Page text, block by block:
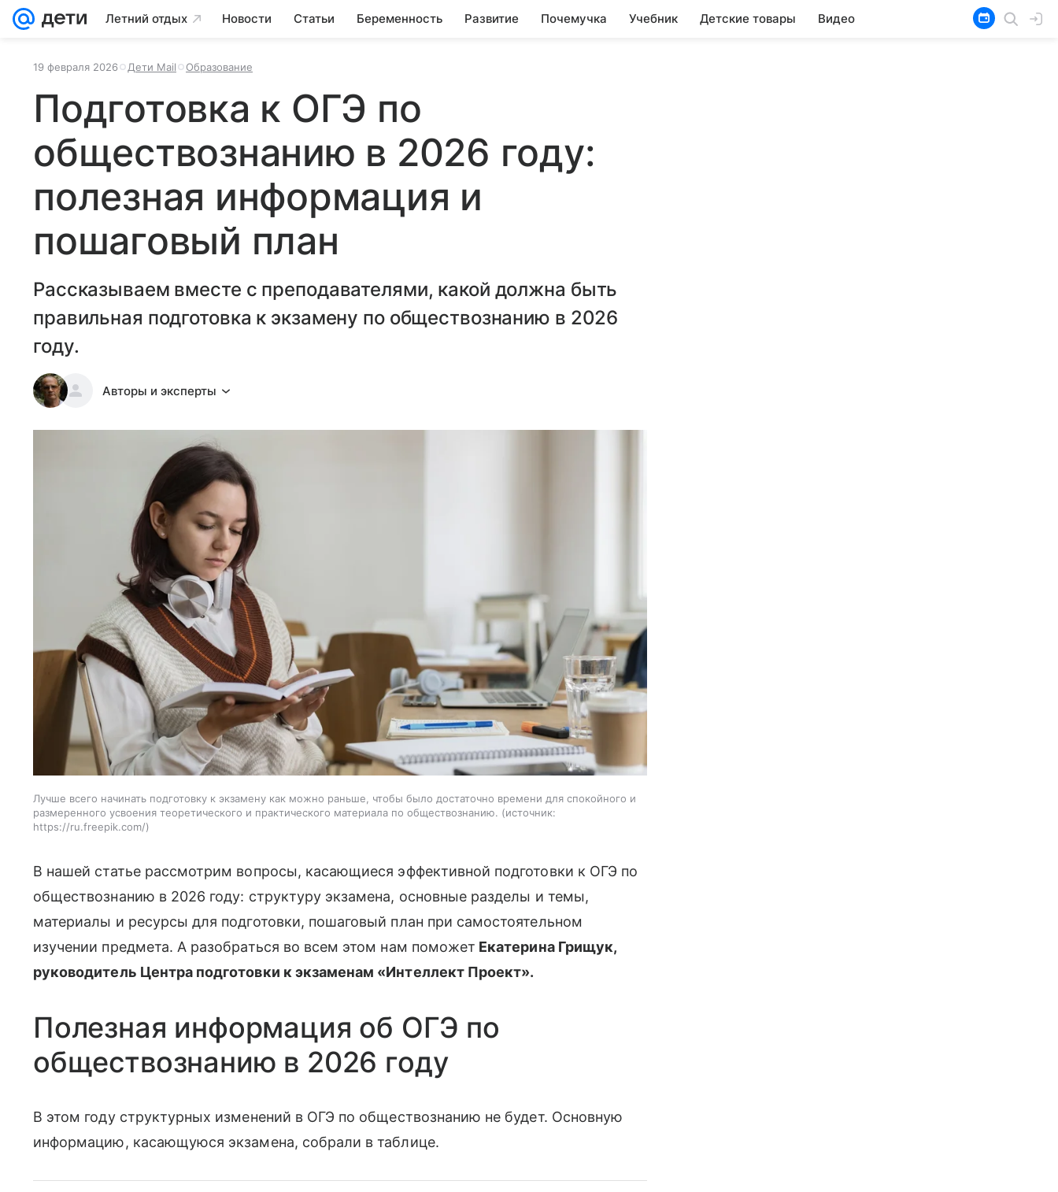
Летний отдых Новости Статьи Беременность Развитие Почемучка Учебник Детские товары Видео
19 февраля 2026 Дети Mail Образование
Подготовка к ОГЭ по
обществознанию в 2026 году:
полезная информация и
пошаговый план
Рассказываем вместе с преподавателями, какой должна быть
правильная подготовка к экзамену по обществознанию в 2026
году.
Авторы и эксперты
Лучше всего начинать подготовку к экзамену как можно раньше, чтобы было достаточно времени для спокойного и
размеренного усвоения теоретического и практического материала по обществознанию.
источник:
https://ru.freepik.com/
В нашей статье рассмотрим вопросы, касающиеся эффективной подготовки к ОГЭ по
обществознанию в 2026 году: структуру экзамена, основные разделы и темы,
материалы и ресурсы для подготовки, пошаговый план при самостоятельном
изучении предмета. А разобраться во всем этом нам поможет Екатерина Грищук,
руководитель Центра подготовки к экзаменам «Интеллект Проект».
Полезная информация об ОГЭ по
обществознанию в 2026 году
В этом году структурных изменений в ОГЭ по обществознанию не будет. Основную
информацию, касающуюся экзамена, собрали в таблице.